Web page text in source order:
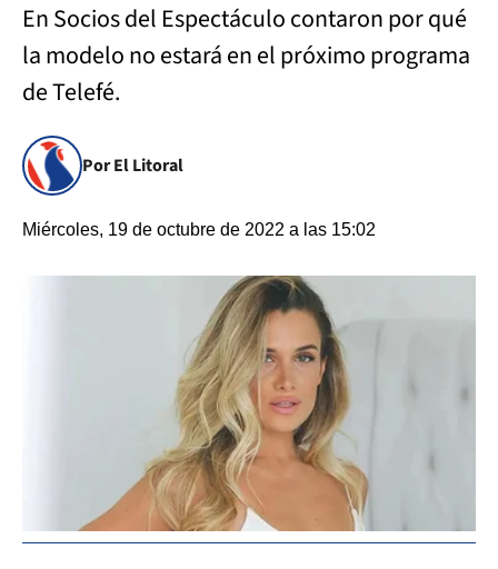
En Socios del Espectáculo contaron por qué
la modelo no estará en el próximo programa
de Telefé.
Por El Litoral
Miércoles, 19 de octubre de 2022 a las 15:02